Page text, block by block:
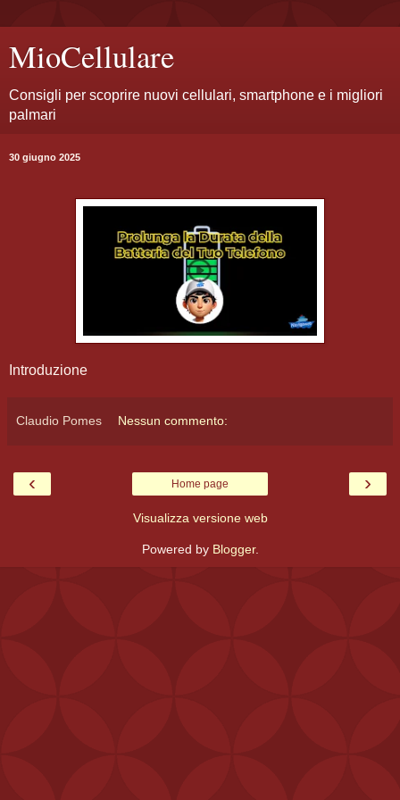
MioCellulare
Consigli per scoprire nuovi cellulari, smartphone e i migliori
palmari
30 giugno 2025
Introduzione
Claudio Pomes Nessun commento:
‹ ›
Home page
Visualizza versione web
Powered by Blogger.